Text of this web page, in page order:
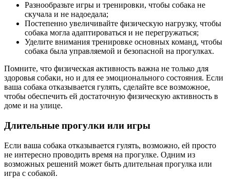
Разнообразьте игры и тренировки, чтобы собака не
скучала и не надоедала;
Постепенно увеличивайте физическую нагрузку, чтобы
собака могла адаптироваться и не перегружаться;
Уделите внимания тренировке основных команд, чтобы
собака была управляемой и безопасной на прогулках.
Помните, что физическая активность важна не только для
здоровья собаки, но и для ее эмоционального состояния. Если
ваша собака отказывается гулять, сделайте все возможное,
чтобы обеспечить ей достаточную физическую активность в
доме и на улице.
Длительные прогулки или игры
Если ваша собака отказывается гулять, возможно, ей просто
не интересно проводить время на прогулке. Одним из
возможных решений может быть длительная прогулка или
игра с собакой.